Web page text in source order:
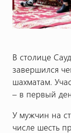
В столице
завершился
шахматам.
– в первый
У мужчин на
числе шесть